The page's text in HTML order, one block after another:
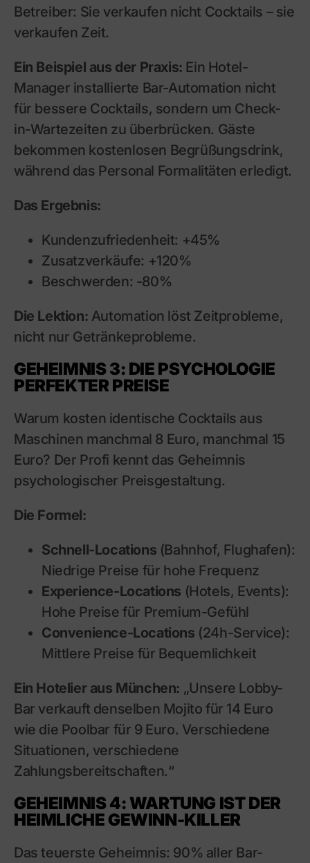
Betreiber: Sie verkaufen nicht Cocktails – sie
verkaufen Zeit.
Ein Beispiel aus der Praxis: Ein Hotel-
Manager installierte Bar-Automation nicht
für bessere Cocktails, sondern um Check-
in-Wartezeiten zu überbrücken. Gäste
bekommen kostenlosen Begrüßungsdrink,
während das Personal Formalitäten erledigt.
Das Ergebnis:
Kundenzufriedenheit: +45%
Zusatzverkäufe: +120%
Beschwerden: -80%
Die Lektion: Automation löst Zeitprobleme,
nicht nur Getränkeprobleme.
GEHEIMNIS 3: DIE PSYCHOLOGIE
PERFEKTER PREISE
Warum kosten identische Cocktails aus
Maschinen manchmal 8 Euro, manchmal 15
Euro? Der Profi kennt das Geheimnis
psychologischer Preisgestaltung.
Die Formel:
Schnell-Locations (Bahnhof, Flughafen):
Niedrige Preise für hohe Frequenz
Experience-Locations (Hotels, Events):
Hohe Preise für Premium-Gefühl
Convenience-Locations (24h-Service):
Mittlere Preise für Bequemlichkeit
Ein Hotelier aus München: „Unsere Lobby-
Bar verkauft denselben Mojito für 14 Euro
wie die Poolbar für 9 Euro. Verschiedene
Situationen, verschiedene
Zahlungsbereitschaften.“
GEHEIMNIS 4: WARTUNG IST DER
HEIMLICHE GEWINN-KILLER
Das teuerste Geheimnis: 90% aller Bar-